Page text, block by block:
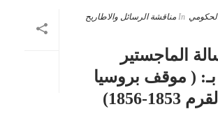
الحكومي In مناقشة الرسائل والاطاريح
الماجستير
( موقف بروسيا
1856)